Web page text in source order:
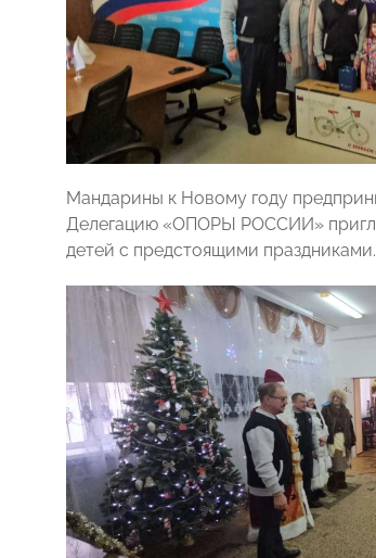
Мандарины к Новому году
Делегацию «ОПОРЫ РОССИИ»
детей с предстоящими праздниками.